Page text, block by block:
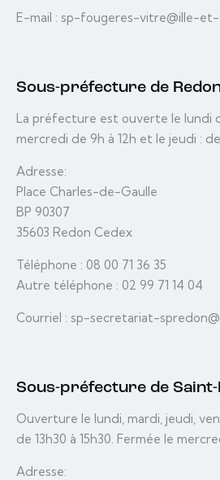
E-mail : sp-fougeres-vitre@ille-et-
Sous-préfecture de
La préfecture est ouverte le lundi
mercredi de 9h à 12h et le jeudi : de
Adresse:
Place Charles-de-Gaulle
BP 90307
35603 Redon Cedex
Téléphone : 08 00 71 36 35
Autre téléphone : 02 99 71 14 04
Courriel : sp-secretariat-
Sous-préfecture de Saint-
Ouverture le lundi, mardi, jeudi,
de 13h30 à 15h30. Fermée le
Adresse: